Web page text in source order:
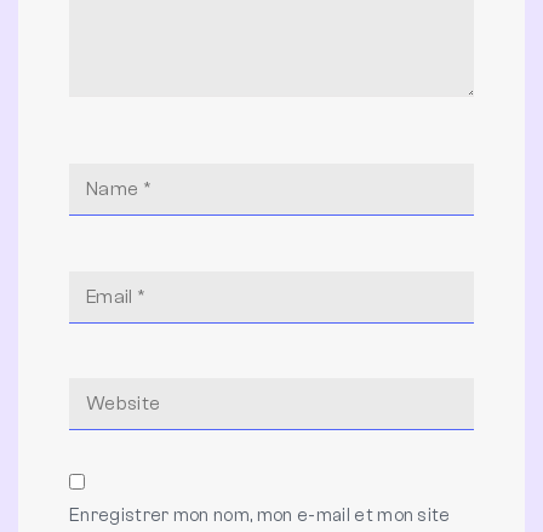
Enregistrer mon nom, mon e-mail et mon site